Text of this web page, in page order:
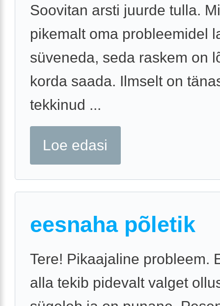
Soovitan arsti juurde tulla.
pikemalt oma probleemidel
süveneda, seda raskem on
korda saada. Ilmselt on
tekkinud ...
Loe edasi
eesnaha põletik
Tere! Pikaajaline probleem.
alla tekib pidevalt valget